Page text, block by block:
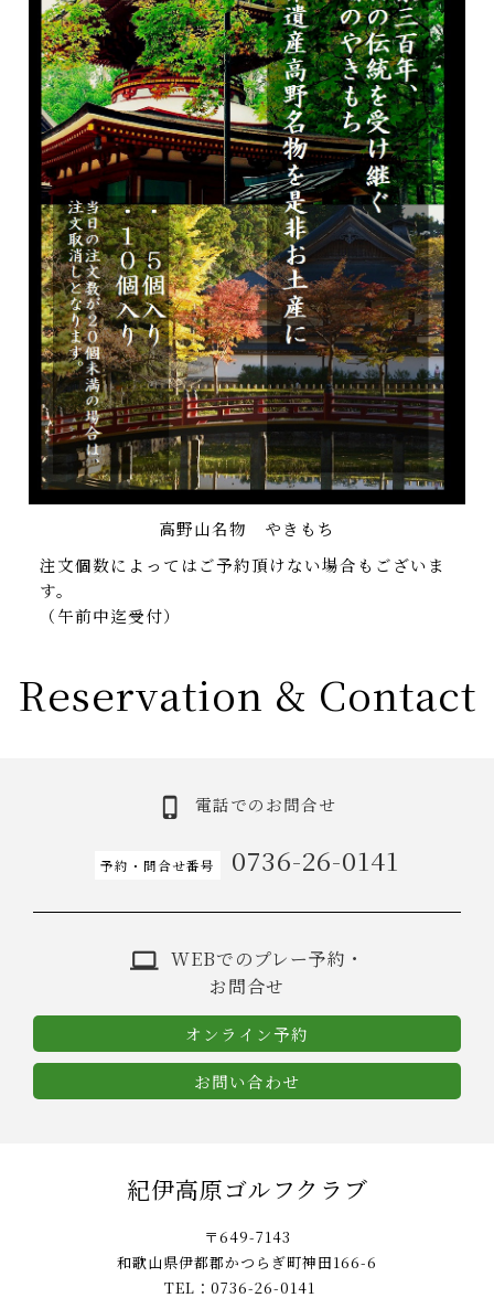
高野山名物 やきもち
注文個数によってはご予約頂けない場合もございま
す。
（午前中迄受付）
Reservation & Contact
電話でのお問合せ
予約・問合せ番号 0736-26-0141
WEBでのプレー予約・
お問合せ
オンライン予約
お問い合わせ
紀伊高原ゴルフクラブ
〒649-7143
和歌山県伊都郡かつらぎ町神田166-6
TEL：0736-26-0141